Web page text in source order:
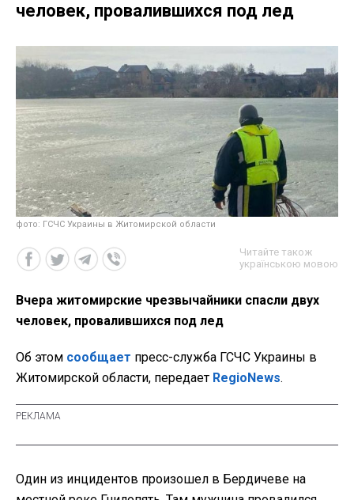
человек, провалившихся под лед
фото: ГСЧС Украины в Житомирской области
Читайте також
українською мовою
Вчера житомирские чрезвычайники спасли двух
человек, провалившихся под лед
Об этом сообщает пресс-служба ГСЧС Украины в
Житомирской области, передает RegioNews.
Один из инцидентов произошел в Бердичеве на